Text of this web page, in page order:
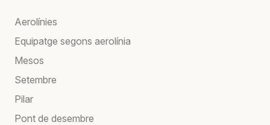
Aerolínies
Equipatge segons aerolínia
Mesos
Setembre
Pilar
Pont de desembre